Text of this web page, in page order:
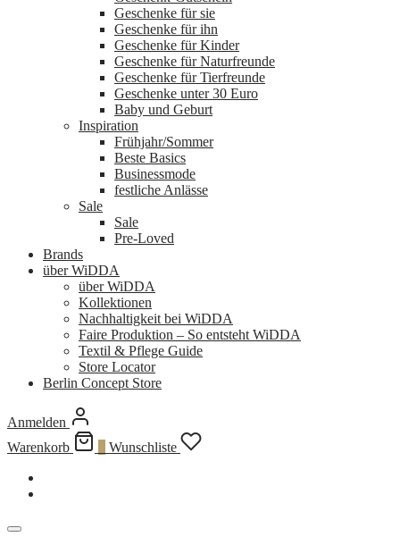
Geschenke für sie
Geschenke für ihn
Geschenke für Kinder
Geschenke für Naturfreunde
Geschenke für Tierfreunde
Geschenke unter 30 Euro
Baby und Geburt
Inspiration
Frühjahr/Sommer
Beste Basics
Businessmode
festliche Anlässe
Sale
Sale
Pre-Loved
Brands
über WiDDA
über WiDDA
Kollektionen
Nachhaltigkeit bei WiDDA
Faire Produktion – So entsteht WiDDA
Textil & Pflege Guide
Store Locator
Berlin Concept Store
Anmelden
Warenkorb
Wunschliste